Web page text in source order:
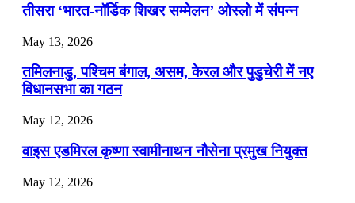
📝 डेली करेंट अफेयर्स: 19-21 जुलाई 2026
July 19, 2026
📝 डेली करेंट अफेयर्स: 16-18 जुलाई 2026
तीसरा ‘भारत-नॉर्डिक शिखर सम्मेलन’ ओस्लो में संपन्न
May 13, 2026
तमिलनाडु, पश्चिम बंगाल, असम, केरल और पुडुचेरी में नए
विधानसभा का गठन
May 12, 2026
वाइस एडमिरल कृष्णा स्वामीनाथन नौसेना प्रमुख नियुक्त
May 12, 2026